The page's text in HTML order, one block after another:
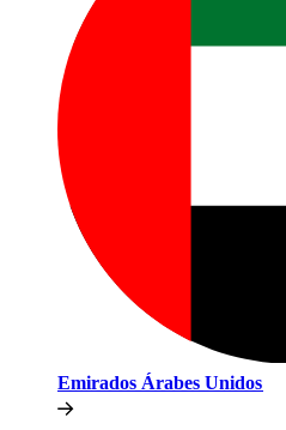
Emirados Árabes Unidos​​